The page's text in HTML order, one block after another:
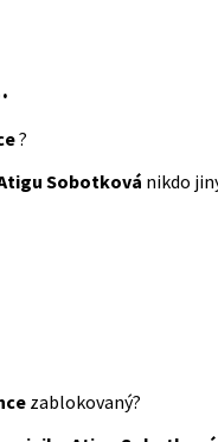
?
Sobotková nikdo
zablokovaný?